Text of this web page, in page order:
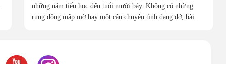
những năm tiểu học đến tuổi mười bảy. Không có những
rung động mập mờ hay một câu chuyện tình dang dở, bài
quý giá nhất thanh xuân từng dành tặng mình không phải là